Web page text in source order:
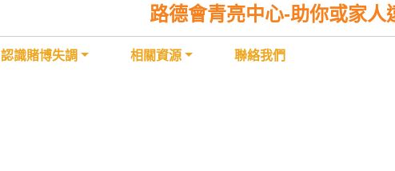
路德會青亮中心-助你或家人
認識賭博失調 相關資源 聯絡我們